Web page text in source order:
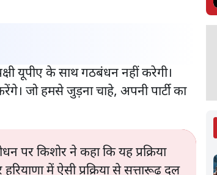
यूपीए के साथ गठबंधन नहीं करेगी।
जो हमसे जुड़ना चाहे, अपनी पार्टी का
पर किशोर ने कहा कि यह प्रक्रिया
हरियाणा में ऐसी प्रक्रिया से सत्तारूढ़ दल